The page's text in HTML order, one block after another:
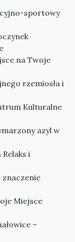
sportowy
na Twoje
rzemiosła i
Kulturalne
azyl w
i
Miejsce
–